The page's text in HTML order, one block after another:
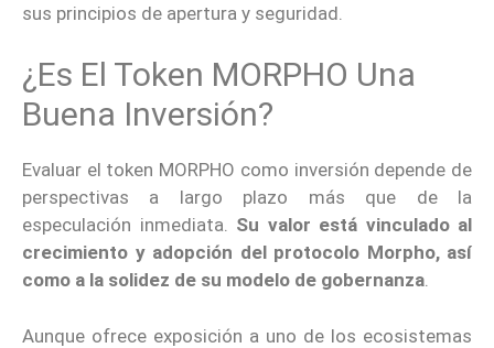
sus principios de apertura y seguridad.
¿Es El Token MORPHO Una
Buena Inversión?
Evaluar el token MORPHO como inversión depende de
perspectivas a largo plazo más que de la
especulación inmediata. Su valor está vinculado al
crecimiento y adopción del protocolo Morpho, así
como a la solidez de su modelo de gobernanza.
Aunque ofrece exposición a uno de los ecosistemas